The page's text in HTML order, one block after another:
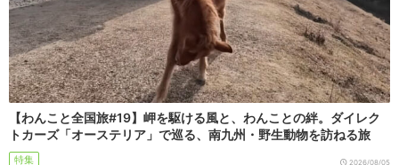
【わんこと全国旅#19】岬を駆ける風と、わんことの絆。ダイレク
トカーズ「オーステリア」で巡る、南九州・野生動物を訪ねる旅
特集 2026/08/05